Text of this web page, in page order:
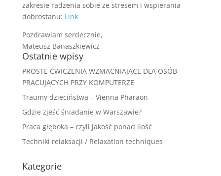
zakresie radzenia sobie ze stresem i wspierania
dobrostanu: Link
Pozdrawiam serdecznie,
Mateusz Banaszkiewicz
Ostatnie wpisy
PROSTE ĆWICZENIA WZMACNIAJĄCE DLA OSÓB
PRACUJĄCYCH PRZY KOMPUTERZE
Traumy dzieciństwa – Vienna Pharaon
Gdzie zjeść śniadanie w Warszawie?
Praca głęboka – czyli jakość ponad ilość
Techniki relaksacji / Relaxation techniques
Kategorie